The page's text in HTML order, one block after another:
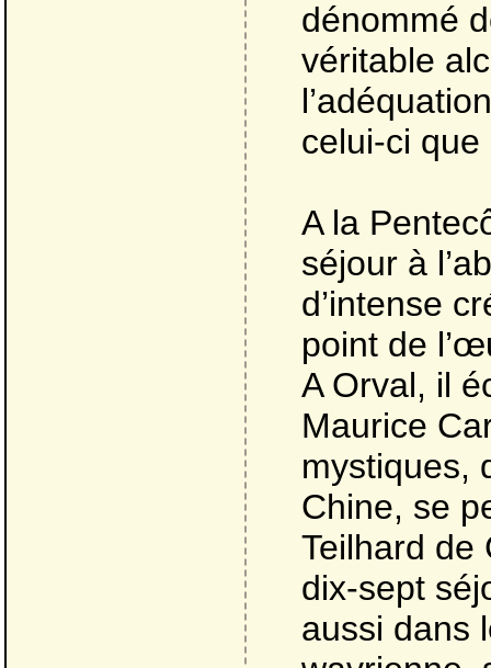
dénommé
véritable
celui-ci
A la
séjour à
d’intense
point de
A Orval, il
Maurice
mystiques,
Chine, se
Teilhard de
dix-sept
aussi dans